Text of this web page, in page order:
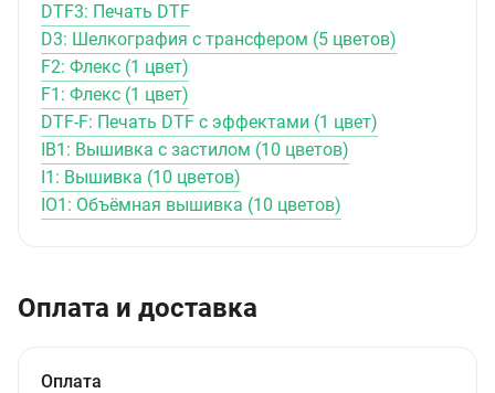
DTF3: Печать DTF
D3: Шелкография с трансфером (5 цветов)
F2: Флекс (1 цвет)
F1: Флекс (1 цвет)
DTF-F: Печать DTF с эффектами (1 цвет)
IB1: Вышивка с застилом (10 цветов)
I1: Вышивка (10 цветов)
IO1: Объёмная вышивка (10 цветов)
Оплата и доставка
Оплата